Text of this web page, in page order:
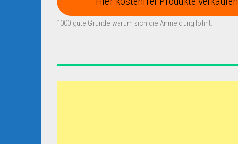
1000 gute Gründe warum sich die Anmeldung lohnt.